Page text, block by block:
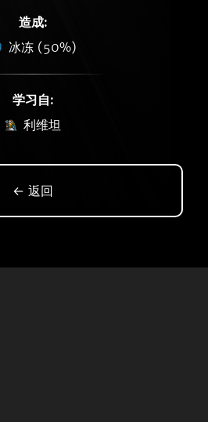
造成:
冰冻 (50%)
学习自:
利维坦
← 返回